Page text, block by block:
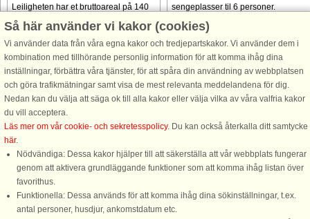
Leiligheten har et bruttoareal på 140
m² over én flate og 6 sengeplasser.
från 13.156 SEK
sengeplasser til 6 personer.
Eiendommen ligger nydelig til på en
naturtomt med panoramautsikt over
från 13.156 SEK
DanCenter A/S - Kronprinsensgade 3, 2. - 1114 København K - Danmark
Tel.: +45 70 13 00 00 - Fax.: +45 70 13 70 70 - Bank: Danske Bank/Stockholm
Så här använder vi kakor (cookies)
Vi använder data från våra egna kakor och tredjepartskakor. Vi använder dem i
kombination med tillhörande personlig information för att komma ihåg dina
inställningar, förbättra våra tjänster, för att spåra din användning av webbplatsen
och göra trafikmätningar samt visa de mest relevanta meddelandena för dig.
Nedan kan du välja att säga ok till alla kakor eller välja vilka av våra valfria kakor
du vill acceptera.
Läs mer om vår cookie- och sekretesspolicy. Du kan också återkalla ditt samtycke
här.
Nödvändiga: Dessa kakor hjälper till att säkerställa att vår webbplats fungerar
genom att aktivera grundläggande funktioner som att komma ihåg listan över
favorithus.
Funktionella: Dessa används för att komma ihåg dina sökinställningar, t.ex.
antal personer, husdjur, ankomstdatum etc.